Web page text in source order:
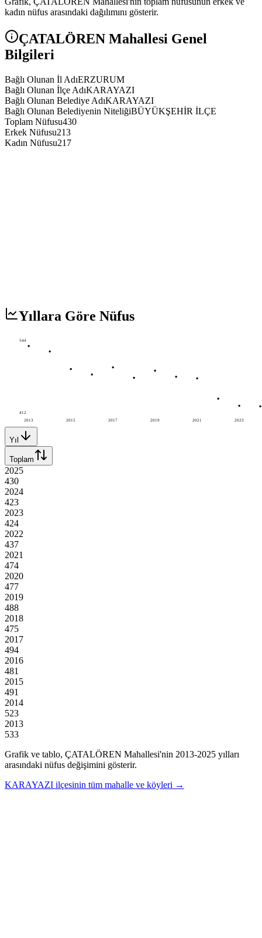
kadın nüfus arasındaki dağılımını gösterir.
ÇATALÖREN Mahallesi Genel
Bilgileri
Bağlı Olunan İl AdıERZURUM
Bağlı Olunan İlçe AdıKARAYAZI
Bağlı Olunan Belediye AdıKARAYAZI
Bağlı Olunan Belediyenin NiteliğiBÜYÜKŞEHİR İLÇE
Toplam Nüfusu430
Erkek Nüfusu213
Kadın Nüfusu217
Yıllara Göre Nüfus
2013 2015 2017 2019 2021 2023
544
412
Yıl
Toplam
2025
430
2024
423
2023
424
2022
437
2021
474
2020
477
2019
488
2018
475
2017
494
2016
481
2015
491
2014
523
2013
533
Grafik ve tablo, ÇATALÖREN Mahallesi'nin 2013-2025 yılları
arasındaki nüfus değişimini gösterir.
KARAYAZI ilçesinin tüm mahalle ve köyleri →